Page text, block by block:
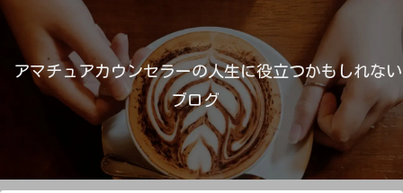
アマチュアカウンセラーの人生に役立つかもしれない
ブログ